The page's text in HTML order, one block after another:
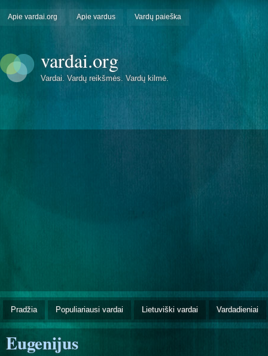
Apie vardai.org Apie vardus Vardų paieška
vardai.org
Vardai. Vardų reikšmės. Vardų kilmė.
Pradžia Populiariausi vardai Lietuviški vardai Vardadieniai
Eugenijus